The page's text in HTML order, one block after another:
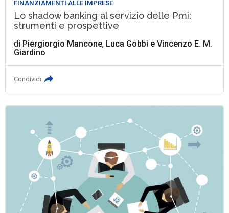
FINANZIAMENTI ALLE IMPRESE
Lo shadow banking al servizio delle Pmi:
strumenti e prospettive
di Piergiorgio Mancone, Luca Gobbi eVincenzo E. M.
Giardino
Condividi